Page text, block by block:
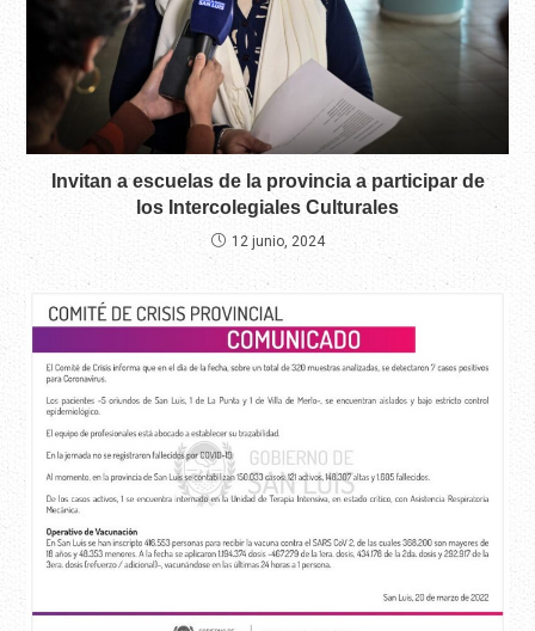
Invitan a escuelas de la provincia a participar de
los Intercolegiales Culturales
12 junio, 2024